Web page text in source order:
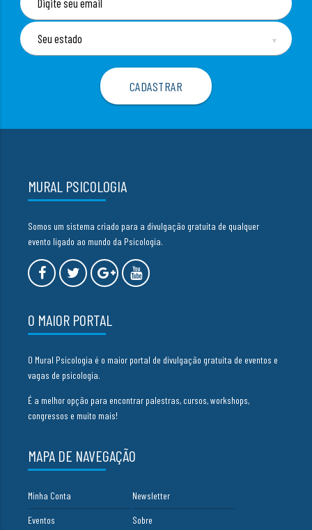
▼
MURAL PSICOLOGIA
Somos um sistema criado para a divulgação gratuita de qualquer
evento ligado ao mundo da Psicologia.
O MAIOR PORTAL
O Mural Psicologia é o maior portal de divulgação gratuita de eventos e
vagas de psicologia.
É a melhor opção para encontrar palestras, cursos, workshops,
congressos e muito mais!
MAPA DE NAVEGAÇÃO
Minha Conta Newsletter
Eventos Sobre